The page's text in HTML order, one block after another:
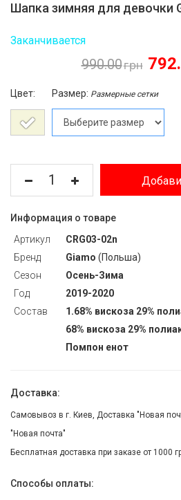
Шапка зимняя для девочки
Заканчивается
990.00
Цвет: Размер: Размерные сетки
Информация о товаре
Артикул
CRG03-02n
Бренд
Giamo (Польша)
Сезон
Осень-Зима
Год
2019-2020
Состав
1.68% вискоза 29%
68% вискоза 29%
Помпон енот
Доставка:
Самовывоз в г. Киев, Доставка "Новая
"Новая почта"
Бесплатная доставка при заказе от 1000
Способы оплаты: